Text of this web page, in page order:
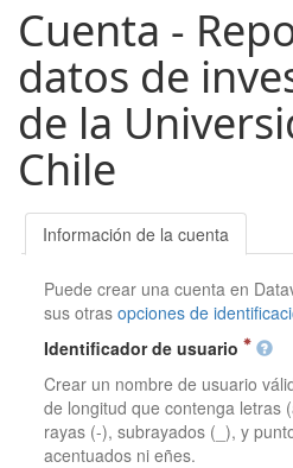
Cuenta -
datos de
de la
Chile
Información de la cuenta
Puede crear una cuenta en
sus otrasopciones de
Identificador de usuario
Crear un nombre de usuario
de longitud que contenga letras
rayas (-), subrayados (_), y
acentuados ni eñes.